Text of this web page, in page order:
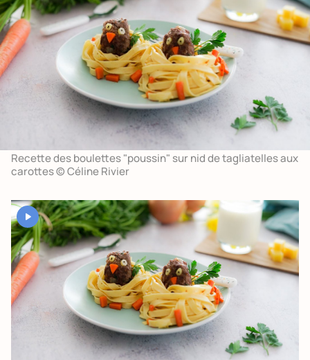
Recette des boulettes "poussin" sur nid de tagliatelles aux
carottes © Céline Rivier
YouTube est désactivé. Autorisez le dépôt de cookies pour accéder
au contenu.
Autoriser